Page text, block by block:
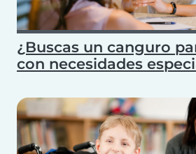
¿Buscas un canguro
con necesidades